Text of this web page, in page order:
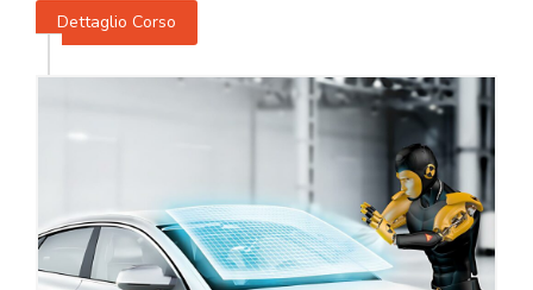
Dettaglio Corso